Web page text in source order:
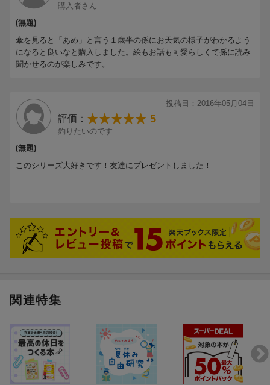
購入者さん
(無題)
傘を見ると「あめ」と言う１歳半の孫にお天気の様子がわかるよう
になると良いなと購入しました。絵もお話も可愛らしくて孫に読み
聞かせるのが楽しみです。
投稿日：2016年05月04日
評価： 5
釣りたいのです
(無題)
このシリーズ大好きです！友達にプレゼントしました！
関連特集